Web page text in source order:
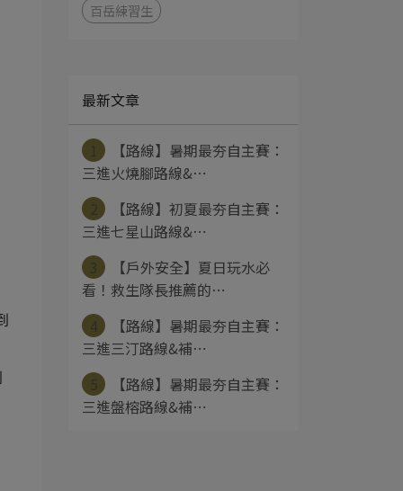
百岳練習生
最新文章
【路線】暑期最夯自主賽：
三進火燒腳路線&⋯
【路線】初夏最夯自主賽：
三進七星山路線&⋯
【戶外安全】夏日玩水必
看！救生隊長推薦的⋯
【路線】暑期最夯自主賽：
三進三汀路線&補⋯
【路線】暑期最夯自主賽：
三進盤榕路線&補⋯